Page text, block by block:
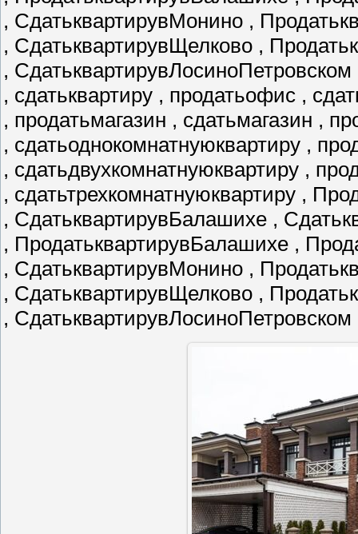
, СдатьквартирувМонино ,
, СдатьквартирувЩелково ,
, СдатьквартирувЛосиноПетровском
, сдатьквартиру , продатьофис ,
, продатьмагазин , сдатьмагазин ,
, сдатьоднокомнатнуюквартиру ,
, сдатьдвухкомнатнуюквартиру ,
, сдатьтрехкомнатнуюквартиру ,
, СдатьквартирувБалашихе ,
, ПродатьквартирувБалашихе ,
, СдатьквартирувМонино ,
, СдатьквартирувЩелково ,
, СдатьквартирувЛосиноПетровском